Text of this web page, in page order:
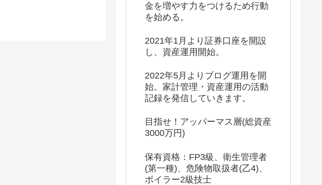
金を増やす力をつけるため行動
を始める。
2021年1月より証券口座を開設
し、資産運用開始。
2022年5月よりブログ運用を開
始。家計管理・資産運用の活動
記録を発信していきます。
目指せ！アッパーマス層(総資産
3000万円)
保有資格：FP3級、衛生管理者
(第一種)、危険物取扱者(乙4)、
ボイラー2級技士